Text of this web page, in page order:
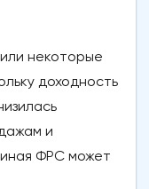
некоторые
доходность
и
ФРС может